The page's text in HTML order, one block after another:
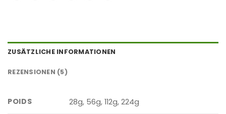
ZUSÄTZLICHE INFORMATIONEN
REZENSIONEN (5)
POIDS 28g, 56g, 112g, 224g